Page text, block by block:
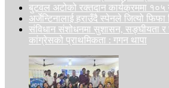
बुटवल अटोको रक्तदान कार्यक्रममा
अर्जेन्टिनालाई हराउँदै स्पेनले जित्यो
संविधान संशोधनमा सुशासन, सङ्घीयता र
कांग्रेसको प्राथमिकता : गगन थापा